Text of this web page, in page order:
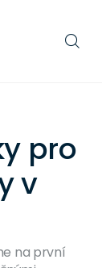
pro
v
na první